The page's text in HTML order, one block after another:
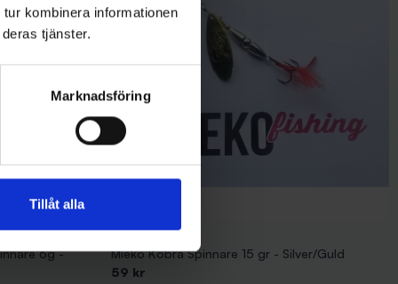
kombinera informationen
tjänster.
Marknadsföring
Tillåt alla
6g -
Mieko Kobra Spinnare 15 gr - Silver/Guld
59 kr